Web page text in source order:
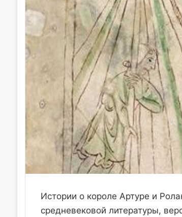
Истории о короле Артуре и
средневековой литературы,